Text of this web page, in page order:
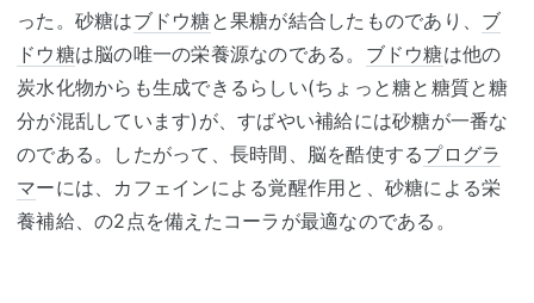
った。砂糖はブドウ糖と果糖が結合したものであり、 ブ
ドウ糖は脳の唯一の栄養源なのである。 ブドウ糖は他の
炭水化物からも生成できるらしい(ちょっと糖と糖質と糖
分が混乱しています)が、すばやい補給には砂糖が一番な
のである。したがって、長時間、脳を酷使するプログラ
マーには、カフェインによる覚醒作用と、砂糖による栄
養補給、の2点を備えたコーラが最適なのである。